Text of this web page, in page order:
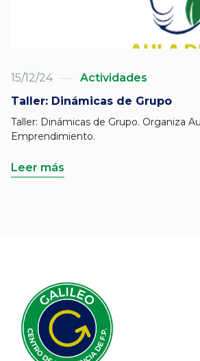
15/12/24
Actividades
Taller: Dinámicas de Grupo
Taller: Dinámicas de Grupo. Organiza
Emprendimiento.
Leer más